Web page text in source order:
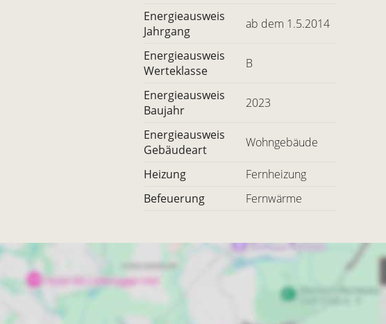
Energieausweis
Jahrgang
ab dem 1.5.2014
Energieausweis
Werteklasse
B
Energieausweis
Baujahr
2023
Energieausweis
Gebäudeart
Wohngebäude
Heizung
Fernheizung
Befeuerung
Fernwärme